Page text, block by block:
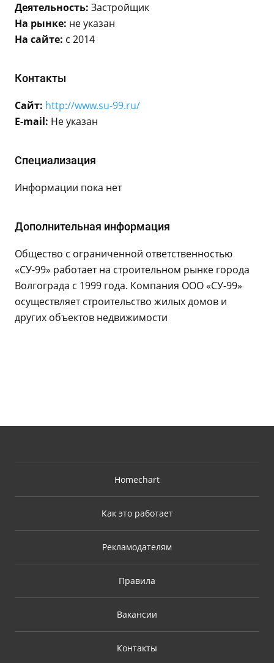
Деятельность: Застройщик
На рынке: не указан
На сайте: с 2014
Контакты
Сайт: http://www.su-99.ru/
E-mail: Не указан
Специализация
Информации пока нет
Дополнительная информация
Общество с ограниченной ответственностью
«СУ-99» работает на строительном рынке города
Волгограда с 1999 года. Компания ООО «СУ-99»
осуществляет строительство жилых домов и
других объектов недвижимости
Homechart
Как это работает
Рекламодателям
Правила
Вакансии
Контакты